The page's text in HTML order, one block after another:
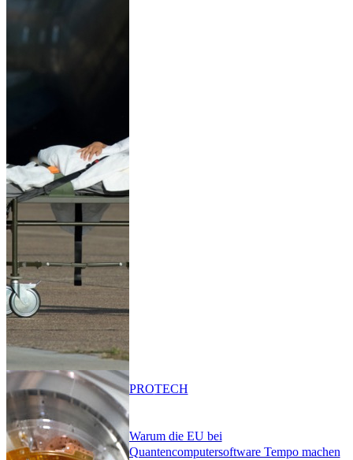
Warum die EU bei
Quantencomputersoftware Tempo machen
PROTECH